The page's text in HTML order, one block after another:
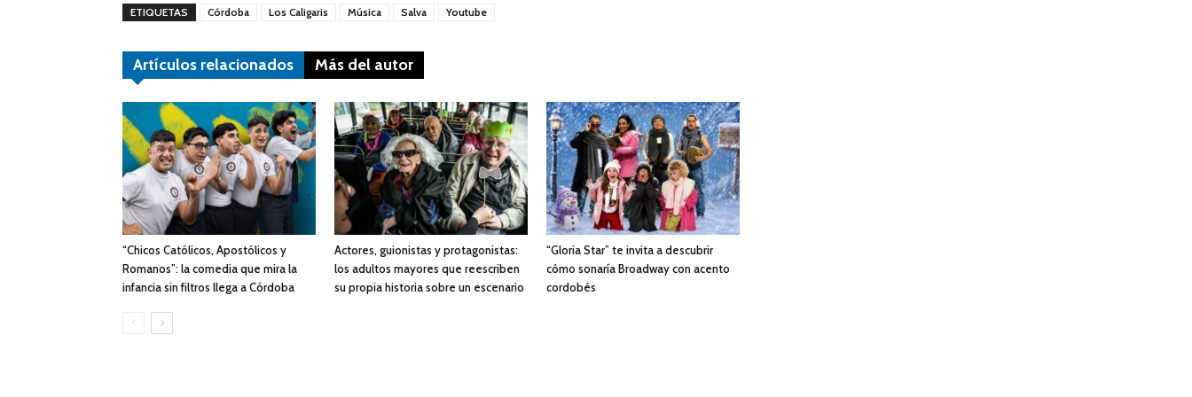
ETIQUETAS Córdoba Los Caligaris Música Salva Youtube
Artículos relacionados Más del autor
“Chicos Católicos, Apostólicos y
Romanos”: la comedia que mira la
infancia sin filtros llega a Córdoba
Actores, guionistas y protagonistas:
los adultos mayores que reescriben
su propia historia sobre un escenario
“Gloria Star” te invita a descubrir
cómo sonaría Broadway con acento
cordobés